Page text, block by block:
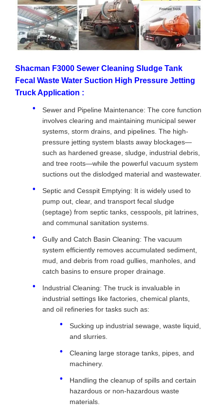
Shacman F3000 Sewer Cleaning Sludge Tank
Fecal Waste Water Suction High Pressure Jetting
Truck Application :
Sewer and Pipeline Maintenance: The core function
involves clearing and maintaining municipal sewer
systems, storm drains, and pipelines. The high-
pressure jetting system blasts away blockages—
such as hardened grease, sludge, industrial debris,
and tree roots—while the powerful vacuum system
suctions out the dislodged material and wastewater.
Septic and Cesspit Emptying: It is widely used to
pump out, clear, and transport fecal sludge
(septage) from septic tanks, cesspools, pit latrines,
and communal sanitation systems.
Gully and Catch Basin Cleaning: The vacuum
system efficiently removes accumulated sediment,
mud, and debris from road gullies, manholes, and
catch basins to ensure proper drainage.
Industrial Cleaning: The truck is invaluable in
industrial settings like factories, chemical plants,
and oil refineries for tasks such as:
Sucking up industrial sewage, waste liquid,
and slurries.
Cleaning large storage tanks, pipes, and
machinery.
Handling the cleanup of spills and certain
hazardous or non-hazardous waste
materials.